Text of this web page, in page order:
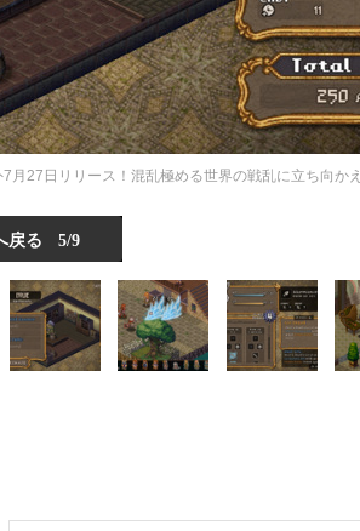
27日リリース！混乱極める世界の戦乱に立ち向かえ
戻る 5/9